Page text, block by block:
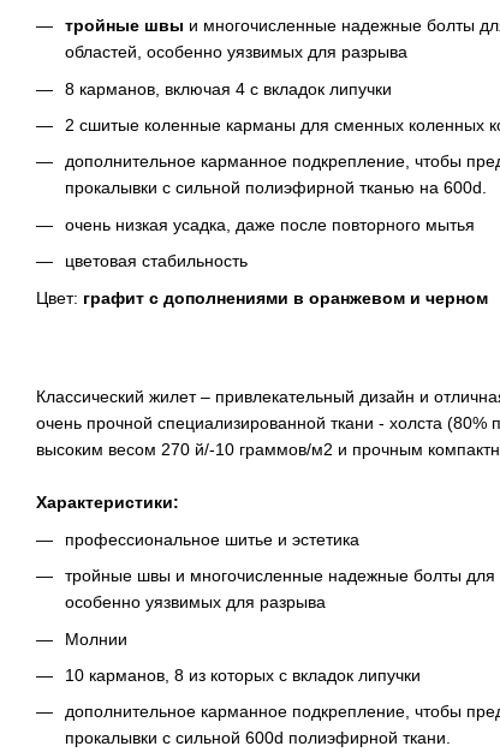
тройные швы и многочисленные надежные болты
областей, особенно уязвимых для разрыва
8 карманов, включая 4 с вкладок липучки
2 сшитые коленные карманы для сменных коленных
дополнительное карманное подкрепление, чтобы
прокалывки с сильной полиэфирной тканью на 600d.
очень низкая усадка, даже после повторного мытья
цветовая стабильность
Цвет: графит с дополнениями в оранжевом и черном
Классический жилет – привлекательный дизайн и
очень прочной специализированной ткани - холста (80%
высоким весом 270 й/-10 граммов/м2 и прочным
Характеристики:
профессиональное шитье и эстетика
тройные швы и многочисленные надежные болты для
особенно уязвимых для разрыва
Молнии
10 карманов, 8 из которых с вкладок липучки
дополнительное карманное подкрепление, чтобы
прокалывки с сильной 600d полиэфирной ткани.